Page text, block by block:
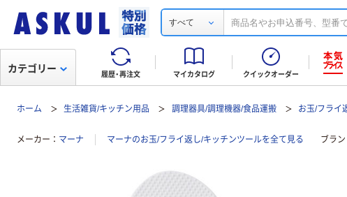
すべて
履歴・再注文 マイカタログ クイックオーダー
カテゴリー
ホーム 生活雑貨/キッチン用品 調理器具/調理機器/食品運搬 お玉/フライ
メーカー マーナ マーナのお玉/フライ返し/キッチンツールを全て見る ブラン